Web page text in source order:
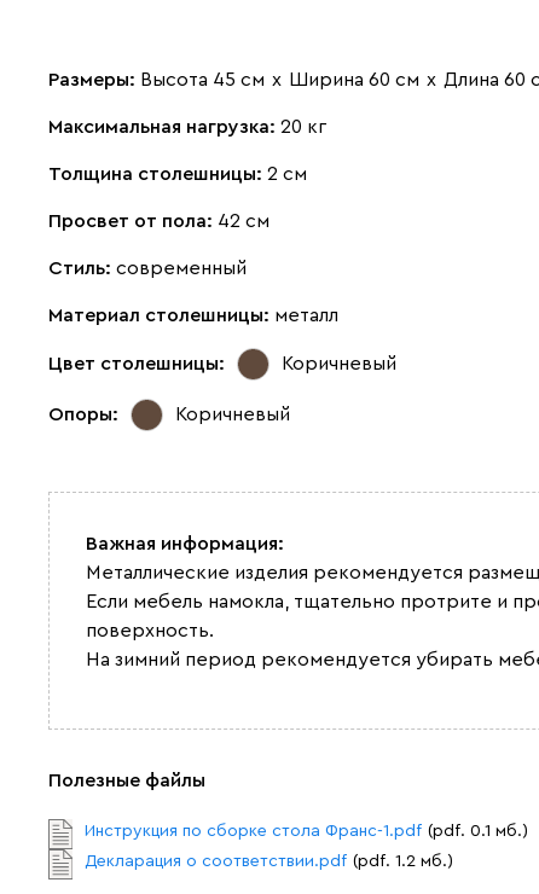
Размеры: Высота 45 см х Ширина 60 см х Длина 60
Максимальная нагрузка: 20 кг
Толщина столешницы: 2 см
Просвет от пола: 42 см
Стиль: современный
Материал столешницы: металл
Цвет столешницы: Коричневый
Опоры: Коричневый
Важная информация:
Металлические изделия рекомендуется
Если мебель намокла, тщательно протрите и
поверхность.
На зимний период рекомендуется убирать
Полезные файлы
Инструкция по сборке стола Франс-1.pdf (pdf. 0.1 мб.)
Декларация о соответствии.pdf (pdf. 1.2 мб.)